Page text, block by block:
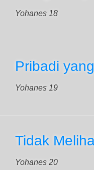
Yohanes 18
Pribadi
Yohanes 19
Tidak
Yohanes 20